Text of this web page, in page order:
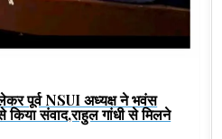
पूर्व NSUI अध्यक्ष ने भवंस
किया संवाद,राहुल गांधी से मिलने